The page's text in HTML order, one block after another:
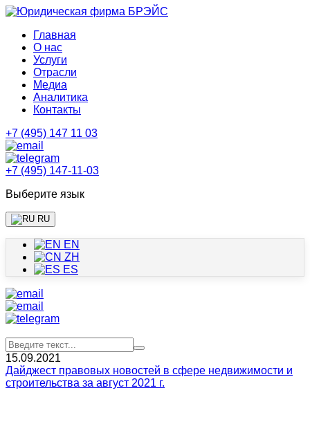
Главная
О нас
Услуги
Отрасли
Медиа
Аналитика
Контакты
+7 (495) 147 11 03
+7 (495) 147-11-03
Выберите язык
RU
EN
ZH
ES
15.09.2021
Дайджест правовых новостей в сфере недвижимости и
строительства за август 2021 г.